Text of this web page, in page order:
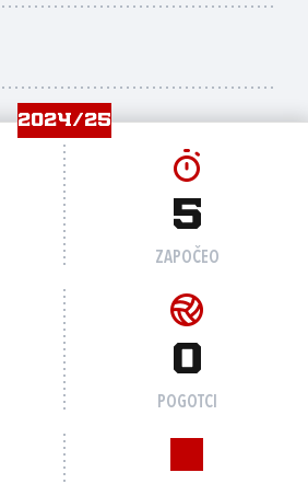
2024/25
5
ZAPOČEO
0
POGOTCI